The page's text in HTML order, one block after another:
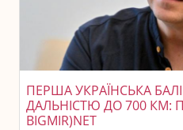
ПЕРША УКРАЇНСЬКА
ДАЛЬНІСТЮ ДО 700 КМ:
BIGMIR)NET